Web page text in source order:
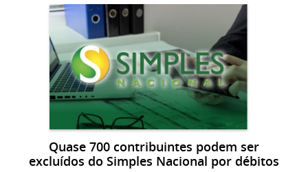
Quase 700 contribuintes podem ser
excluídos do Simples Nacional por débitos